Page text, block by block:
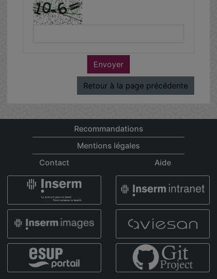
Envoyer
Retour à la page précédente
Recommandations
Mentions légales
Contact
Aide